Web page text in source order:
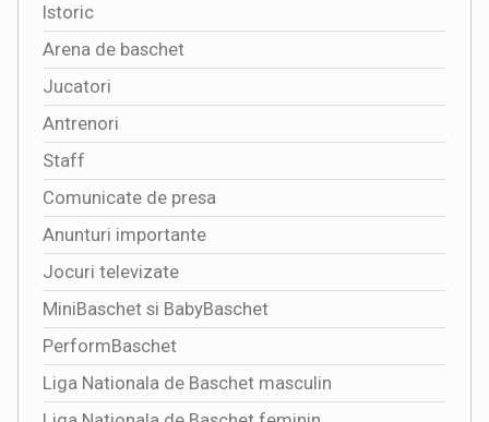
Istoric
Arena de baschet
Jucatori
Antrenori
Staff
Comunicate de presa
Anunturi importante
Jocuri televizate
MiniBaschet si BabyBaschet
PerformBaschet
Liga Nationala de Baschet masculin